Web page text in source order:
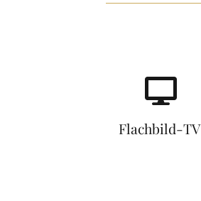
Flachbild-TV